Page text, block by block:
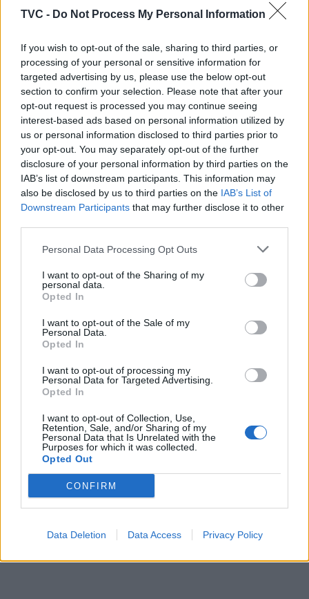
TVC - Do Not Process My Personal Information
If you wish to opt-out of the sale, sharing to third parties, or
processing of your personal or sensitive information for
targeted advertising by us, please use the below opt-out
section to confirm your selection. Please note that after your
opt-out request is processed you may continue seeing
interest-based ads based on personal information utilized by
us or personal information disclosed to third parties prior to
your opt-out. You may separately opt-out of the further
disclosure of your personal information by third parties on the
IAB’s list of downstream participants. This information may
also be disclosed by us to third parties on the IAB’s List of
Downstream Participants that may further disclose it to other
Personal Data Processing Opt Outs
I want to opt-out of the Sharing of my
personal data.
Opted In
I want to opt-out of the Sale of my
Personal Data.
Opted In
I want to opt-out of processing my
Personal Data for Targeted Advertising.
Opted In
I want to opt-out of Collection, Use,
Retention, Sale, and/or Sharing of my
Personal Data that Is Unrelated with the
Purposes for which it was collected.
Opted Out
CONFIRM
Data Deletion Data Access Privacy Policy
março, uma revisitação ao clássico dos irmãos
Grimm, inserida na programação do Encontro
Ainda no âmbito deste encontro estará patente,
entre 6 e 30 de março, a exposição de ilustração
“Maria Remédio”. Ainda no teatro, a 27 de março,
“Vida: Uma Aplicação” vai mergulhar na condição
humana na era digital, uma produção da Jobra no
âmbito do PANOS.
No cinema, o Cineteatro Alba dá início a um novo
ciclo temático denominado “Comunidade”, que
visa celebrar as diferentes culturas que coexistem
na nossa sociedade, convidando à curiosidade e à
exibido a 30 de março, será a produção indiana “All
Toda a programação do Cineteatro Alba pode ser
em BOLonline.
Artigo anterior
Turismo Centro de
gastronomia e enoturismo
da região em Madrid
evento em Aveiro